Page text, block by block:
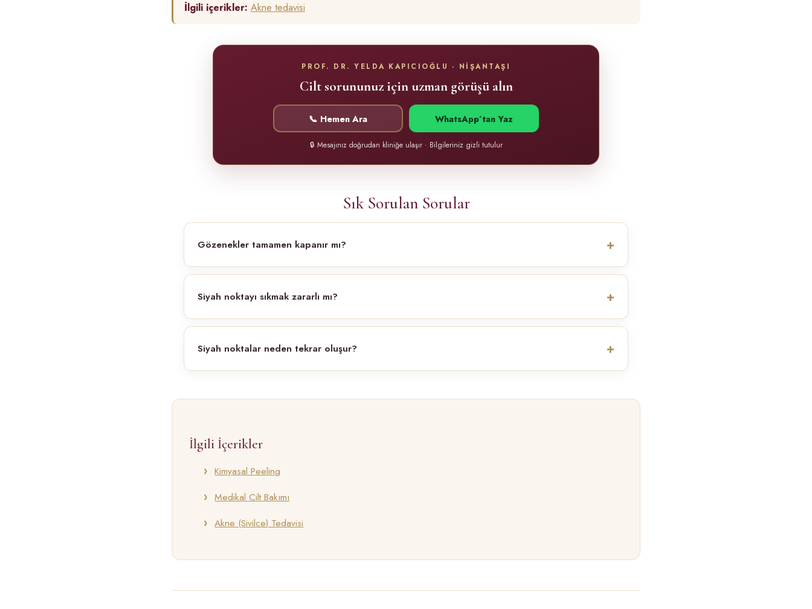
İlgili içerikler: Akne tedavisi
PROF. DR. YELDA KAPICIOĞLU · NİŞANTAŞI
Cilt sorununuz için uzman görüşü alın
📞 Hemen Ara WhatsApp’tan Yaz
🔒 Mesajınız doğrudan kliniğe ulaşır · Bilgileriniz gizli tutulur
Sık Sorulan Sorular
Gözenekler tamamen kapanır mı?
Siyah noktayı sıkmak zararlı mı?
Siyah noktalar neden tekrar oluşur?
İlgili İçerikler
Kimyasal Peeling
Medikal Cilt Bakımı
Akne (Sivilce) Tedavisi